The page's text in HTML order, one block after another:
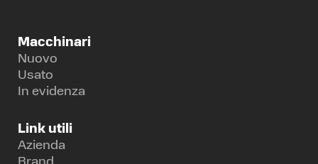
Macchinari
Nuovo
Usato
In evidenza
Link utili
Azienda